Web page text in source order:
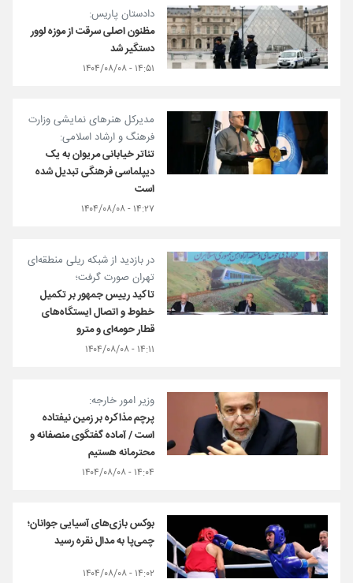
دادستان پاریس:
مظنون اصلی سرقت از موزه لوور
دستگیر شد
۱۴:۵۱ - ۱۴۰۴/۰۸/۰۸
مدیرکل هنرهای نمایشی وزارت
فرهنگ و ارشاد اسلامی:
تئاتر خیابانی مریوان بە یک
دیپلماسی فرهنگی تبدیل شدە
است
۱۴:۲۷ - ۱۴۰۴/۰۸/۰۸
در بازدید از شبکه ریلی منطقه‌ای
تهران صورت گرفت؛
تاکید رییس جمهور بر تکمیل
خطوط و اتصال ایستگاه‌های
قطار حومه‌ای و مترو
۱۴:۱۱ - ۱۴۰۴/۰۸/۰۸
وزیر امور خارجه:
پرچم مذاکره بر زمین نیفتاده
است / آماده گفتگوی منصفانه و
محترمانه هستیم
۱۴:۰۴ - ۱۴۰۴/۰۸/۰۸
بوکس بازی‌های آسیایی جوانان؛
چمی‌پا به مدال نقره رسید
۱۴:۰۲ - ۱۴۰۴/۰۸/۰۸